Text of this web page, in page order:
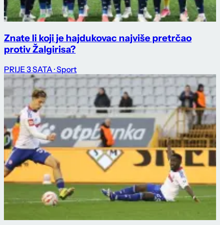
Znate li koji je hajdukovac najviše pretrčao
protiv Žalgirisa?
PRIJE 3 SATA · Sport